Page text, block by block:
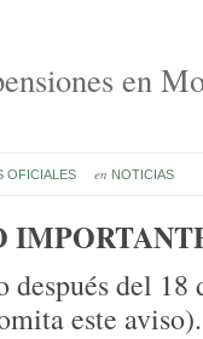
en
OFICIALES en NOTICIAS
después del 18
este aviso).